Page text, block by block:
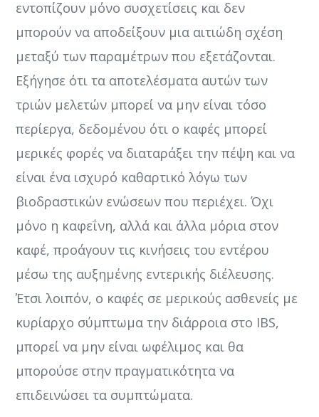
εντοπίζουν μόνο συσχετίσεις και δεν
μπορούν να αποδείξουν μια αιτιώδη σχέση
μεταξύ των παραμέτρων που εξετάζονται.
Εξήγησε ότι τα αποτελέσματα αυτών των
τριών μελετών μπορεί να μην είναι τόσο
περίεργα, δεδομένου ότι ο καφές μπορεί
μερικές φορές να διαταράξει την πέψη και να
είναι ένα ισχυρό καθαρτικό λόγω των
βιοδραστικών ενώσεων που περιέχει. Όχι
μόνο η καφεΐνη, αλλά και άλλα μόρια στον
καφέ, προάγουν τις κινήσεις του εντέρου
μέσω της αυξημένης εντερικής διέλευσης.
Έτσι λοιπόν, ο καφές σε μερικούς ασθενείς με
κυρίαρχο σύμπτωμα την διάρροια στο IBS,
μπορεί να μην είναι ωφέλιμος και θα
μπορούσε στην πραγματικότητα να
επιδεινώσει τα συμπτώματα.